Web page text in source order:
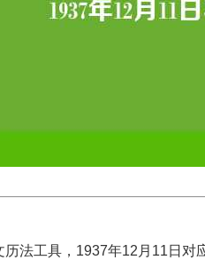
法工具，1937年12月11日对